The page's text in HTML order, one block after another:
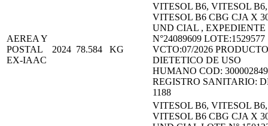
AEREA Y
POSTAL
EX-IAAC
2024 78.584 KG
VITESOL B6, VITESOL
VITESOL B6 CBG CJA X
UND CIAL , EXPEDIENTE
N°24089609 LOTE:1529577
VCTO:07/2026 PRODUCTO
DIETETICO DE USO
HUMANO COD:
REGISTRO SANITARIO:
1188
VITESOL B6, VITESOL
VITESOL B6 CBG CJA X